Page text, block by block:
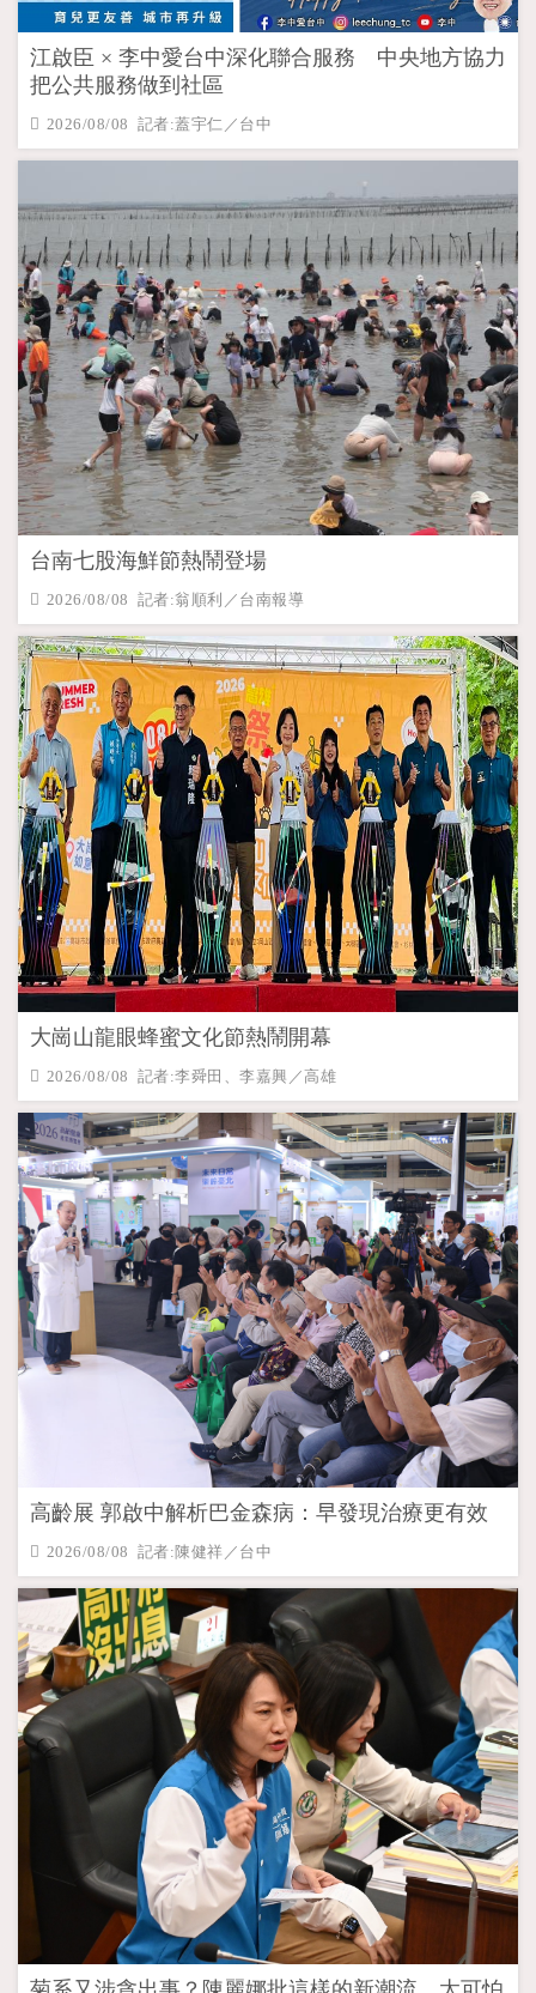
江啟臣 × 李中愛台中深化聯合服務 中央地方協力
把公共服務做到社區
2026/08/08 記者:蓋宇仁／台中
台南七股海鮮節熱鬧登場
2026/08/08 記者:翁順利／台南報導
大崗山龍眼蜂蜜文化節熱鬧開幕
2026/08/08 記者:李舜田、李嘉興／高雄
高齡展 郭啟中解析巴金森病：早發現治療更有效
2026/08/08 記者:陳健祥／台中